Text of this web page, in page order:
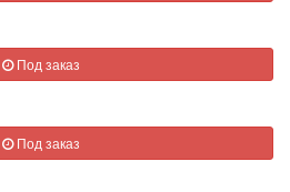
Под заказ
Под заказ